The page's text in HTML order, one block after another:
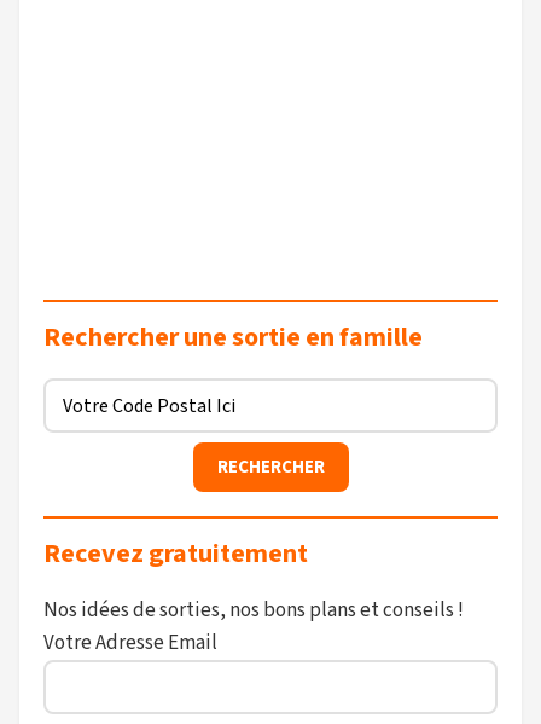
Rechercher une sortie en famille
Recevez gratuitement
Nos idées de sorties, nos bons plans et conseils !
Votre Adresse Email